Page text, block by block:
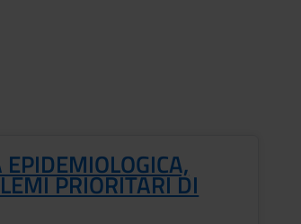
PRIORITARI DI